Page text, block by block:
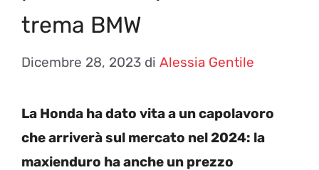
trema BMW
Dicembre 28, 2023 di Alessia Gentile
La Honda ha dato vita a un capolavoro
che arriverà sul mercato nel 2024: la
maxienduro ha anche un prezzo